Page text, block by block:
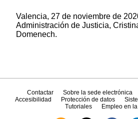
Valencia, 27 de noviembre de
Administración de Justicia,
Domenech.
Contactar Sobre la sede electrónica
Accesibilidad
Protección de datos
Tutoriales
Empleo en